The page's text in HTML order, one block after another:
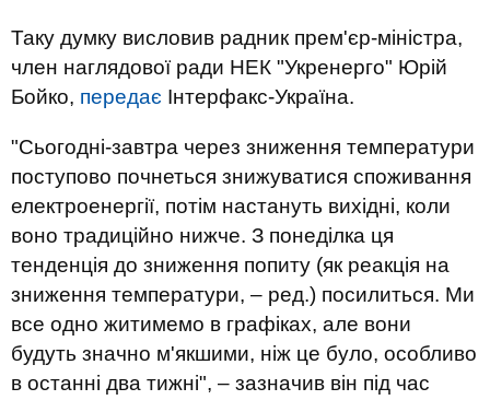
Таку думку висловив радник прем'єр-міністра,
член наглядової ради НЕК "Укренерго" Юрій
Бойко, передає Інтерфакс-Україна.
"Сьогодні-завтра через зниження температури
поступово почнеться знижуватися споживання
електроенергії, потім настануть вихідні, коли
воно традиційно нижче. З понеділка ця
тенденція до зниження попиту (як реакція на
зниження температури, – ред.) посилиться. Ми
все одно житимемо в графіках, але вони
будуть значно м'якшими, ніж це було, особливо
в останні два тижні", – зазначив він під час